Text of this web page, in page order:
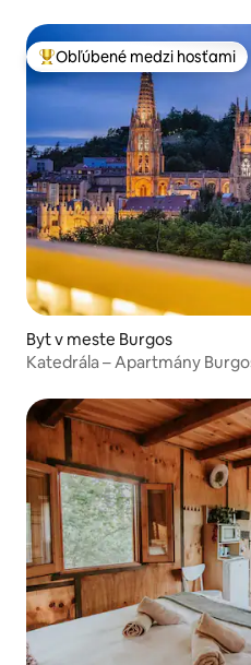
Najobľúbenejšie medzi hosťami
Obľúbené medzi hosťami
Byt v meste Burgos
Katedrála – Apartmány